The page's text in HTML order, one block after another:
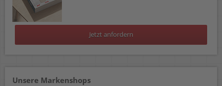
Jetzt anfordern
Unsere Markenshops